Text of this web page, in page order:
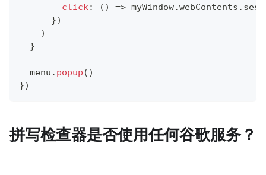
click: ( ) => myWindow.webContents .
})
)
}
  menu
. popup ( )
})
拼写检查器是否使用任何谷歌服务？